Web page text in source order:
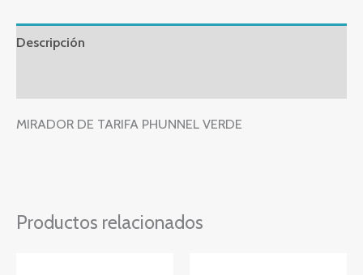
Descripción
MIRADOR DE TARIFA PHUNNEL VERDE
Productos relacionados